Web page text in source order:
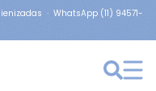
· WhatsApp (11) 94571-